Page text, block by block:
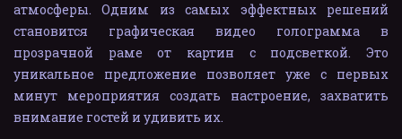
атмосферы. Одним из самых эффектных решений
становится графическая видео голограмма в
прозрачной раме от картин с подсветкой. Это
уникальное предложение позволяет уже с первых
минут мероприятия создать настроение, захватить
внимание гостей и удивить их.